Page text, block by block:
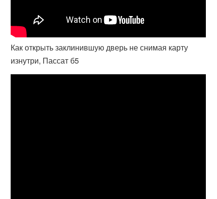
Как открыть заклинившую дверь не снимая карту
изнутри, Пассат б5